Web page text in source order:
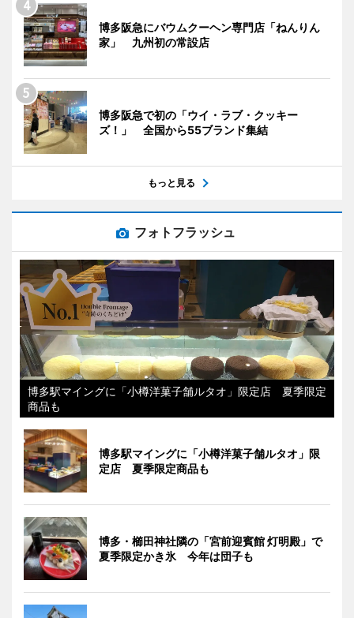
博多阪急にバウムクーヘン専門店「ねんりん
家」 九州初の常設店
博多阪急で初の「ウイ・ラブ・クッキー
ズ！」 全国から55ブランド集結
もっと見る
フォトフラッシュ
博多駅マイングに「小樽洋菓子舗ルタオ」限定店 夏季限定
商品も
博多駅マイングに「小樽洋菓子舗ルタオ」限
定店 夏季限定商品も
博多・櫛田神社隣の「宮前迎賓館 灯明殿」で
夏季限定かき氷 今年は団子も